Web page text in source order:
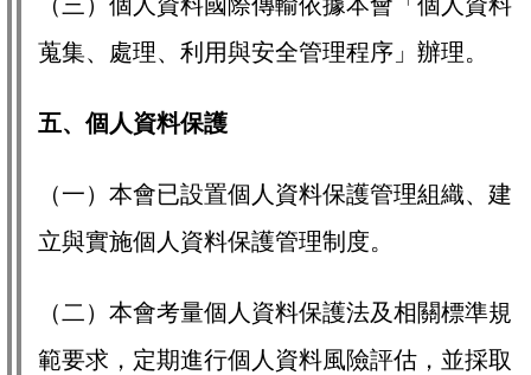
蒐集、處理、利用與安全管理程序」辦理。
五、個人資料保護
（一）本會已設置個人資料保護管理組織、建
立與實施個人資料保護管理制度。
（二）本會考量個人資料保護法及相關標準規
範要求，定期進行個人資料風險評估，並採取